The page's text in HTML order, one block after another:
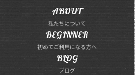
ABOUT
私たちについて
BEGINNER
初めてご利用になる方へ
BLOG
ブログ